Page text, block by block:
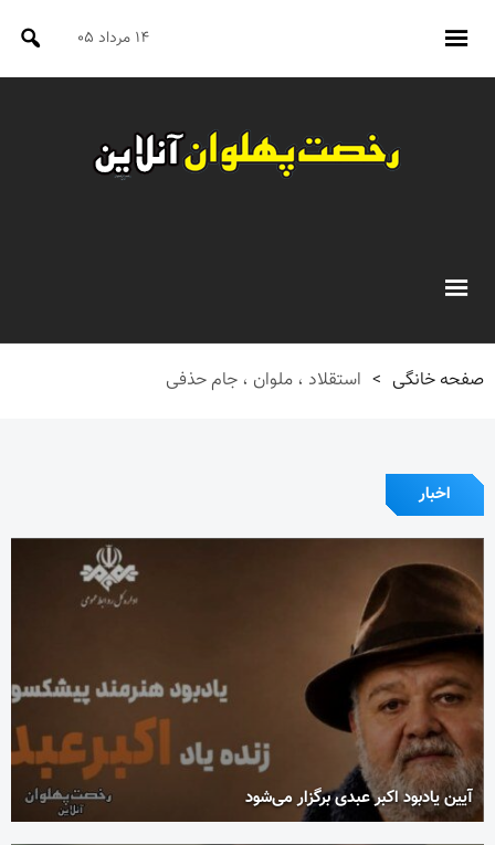
۱۴ مرداد ۰۵
صفحه خانگی > استقلاد ، ملوان ، جام حذفی
اخبار
آیین یادبود اکبر عبدی برگزار می‌شود